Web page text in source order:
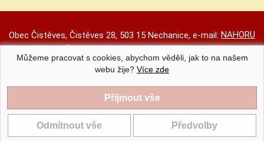
NAHORU
Obec Čistěves, Čistěves 28, 503 15 Nechanice, e-mail:
obec.cisteves@seznam.cz
Prohlášení o přístupnosti|Původní web|Nastavení cookies
Obec Čistěves |Provozováno na systému CMS-OBCE | Vyrobil
INET-SERVIS.CZ| 2020 - 2026
Můžeme pracovat s cookies, abychom věděli, jak to na našem
webu žije? Více zde